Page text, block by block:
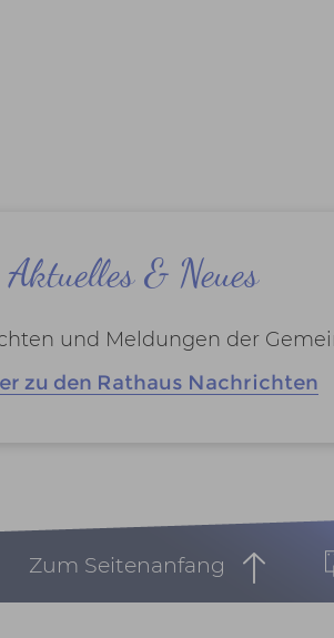
Aktuelles & Neues
und Meldungen der
zu den Rathaus Nachrichten
Zum Seitenanfang